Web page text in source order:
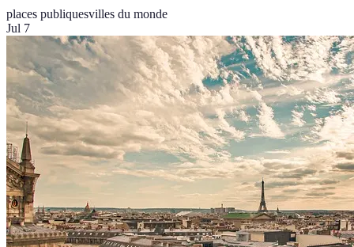
places publiquesvilles du monde
Jul 7